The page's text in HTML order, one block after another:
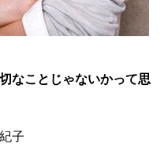
なことじゃないかって思
子